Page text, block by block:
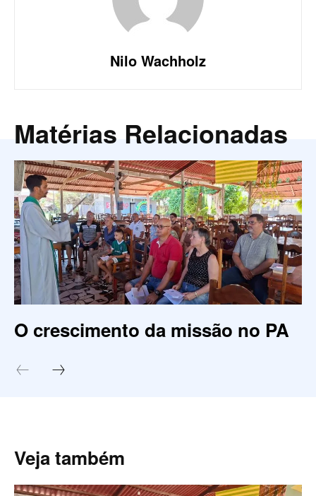
Nilo Wachholz
Matérias Relacionadas
O crescimento da missão no PA
Veja também